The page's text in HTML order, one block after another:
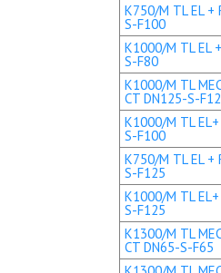
K750/M TL EL +
S-F100
K1000/M TL EL
S-F80
K1000/M TL
CT DN125-S-
K1000/M TL
S-F100
K750/M TL EL +
S-F125
K1000/M TL
S-F125
K1300/M TL
CT DN65-S-F65